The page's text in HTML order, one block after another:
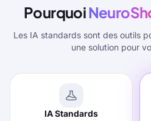
Pourquoi
Les IA standards sont des outils
une solution pour
IA Standards